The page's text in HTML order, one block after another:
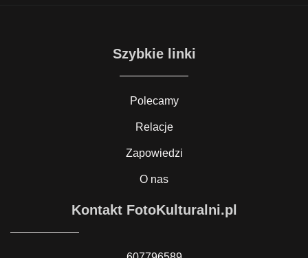
Szybkie linki
Polecamy
Relacje
Zapowiedzi
O nas
Kontakt FotoKulturalni.pl